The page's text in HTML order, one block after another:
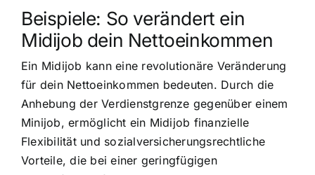
Beispiele: So verändert ein
Midijob dein Nettoeinkommen
Ein Midijob kann eine revolutionäre Veränderung
für dein Nettoeinkommen bedeuten. Durch die
Anhebung der Verdienstgrenze gegenüber einem
Minijob, ermöglicht ein Midijob finanzielle
Flexibilität und sozialversicherungsrechtliche
Vorteile, die bei einer geringfügigen